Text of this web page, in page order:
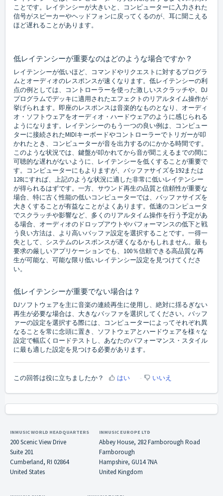
ことです。レイテンシーが大きいと、コンピューターに入力された
信号がスピーカーやヘッドフォンに戻ってくるのが、耳に聞こえる
ほど遅れることがあります。
低レイテンシーが重要なのはどのような場合ですか？
レイテンシーが低いほど、コマンドやリクエストに対するプログラ
ムとオーディオのレスポンスが速くなります。低レイテンシーの利
点の例としては、コントローラーを使った激しいスクラッチや、DJ
プログラムでデッキに適用されたエフェクトのリアルタイム操作が
挙げられます。即座のレスポンスは音楽的なものとなり、オーディ
オ・ソフトウェアをオーディオ・ハードウェアのように感じられる
ようになります。レイテンシーのもう一つの良い例は、コンピュー
ターに接続されたMIDIキーボードやコントローラーでトリガーが叩
かれたとき、コンピューターが音を出力するのにかかる時間です。
このような状況では、鍵盤が叩かれてから音が聞こえるまでの間に
可聴的な遅れがないように、レイテンシーを低くすることが重要で
す。コンピューターにもよりますが、バッファサイズを192または
128にすれば、上記のような状況に適した非常に低いレイテンシー
が得られるはずです。一方、サウンド再生の品質と信頼性が重要な
場合、特に古く性能の低いコンピューターでは、バッファサイズを
大きくすることが有益なことがよくあります。低速のコンピュータ
でスクラッチや影響など、多くのリアルタイム操作を行う予定があ
る場合、オーディオのドロップアウトやパフォーマンスの低下と戦
う良い方法は、より高いバッファ設定を選択することです。一得一
失として、システムのレスポンスが遅くなるかもしれません。最も
要求の厳しいアプリケーションでも、100％信頼できる高品質な再
生が可能な、可能な限り低いレイテンシー設定を見つけてくださ
い。
低レイテンシーが重要でない場合は？
DJソフトウェアを主に音楽の連続再生に使用し、絶対に揺るぎない
再生が必要な場合は、大きなバッファを選択してください。バッフ
ァーの設定を選択する際には、コンピューターによってそれぞれ異
なることを常に念頭に置き、ソフトウェアとハードウェアを様々な
設定で幅広くロードテストし、あなたのパフォーマンス・スタイル
に最も適した設定を見つける必要があります。
この回答は役に立ちましたか？ はい いいえ
INMUSIC WORLD HEADQUARTERS
200 Scenic View Drive
Suite 201
Cumberland, RI 02864
United States
INMUSIC EUROPE LTD
Abbey House, 282 Farnborough Road
Farnborough
Hampshire, GU14 7NA
United Kingdom